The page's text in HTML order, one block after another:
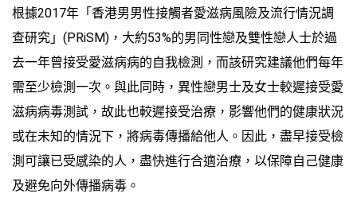
根據2017年「香港男男性接觸者愛滋病風險及流行情況調
查研究」(PRiSM)，大約53%的男同性戀及雙性戀人士於過
去一年曾接受愛滋病病的自我檢測，而該研究建議他們每年
需至少檢測一次。與此同時，異性戀男士及女士較遲接受愛
滋病病毒測試，故此也較遲接受治療，影響他們的健康狀況
或在未知的情況下，將病毒傳播給他人。因此，盡早接受檢
測可讓已受感染的人，盡快進行合適治療，以保障自己健康
及避免向外傳播病毒。